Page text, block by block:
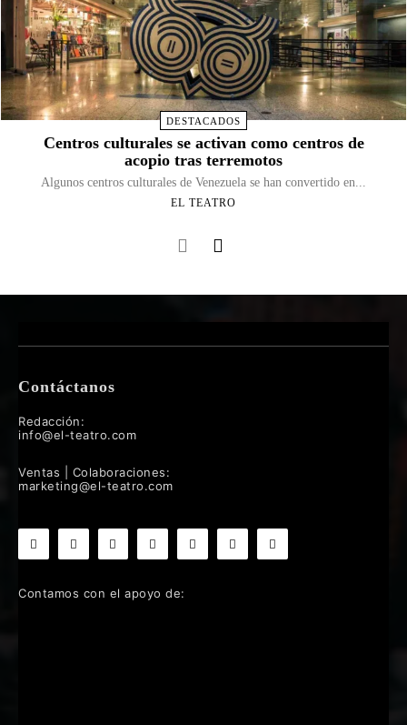
DESTACADOS
Centros culturales se activan como centros de
acopio tras terremotos
Algunos centros culturales de Venezuela se han convertido en...
EL TEATRO
Contáctanos
Redacción:
info@el-teatro.com
Ventas | Colaboraciones:
marketing@el-teatro.com
Contamos con el apoyo de: